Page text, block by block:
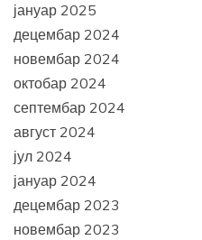
јануар 2025
децембар 2024
новембар 2024
октобар 2024
септембар 2024
август 2024
јул 2024
јануар 2024
децембар 2023
новембар 2023